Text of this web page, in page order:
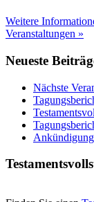
Weitere
Veranstaltungen »
Neueste
Nächste